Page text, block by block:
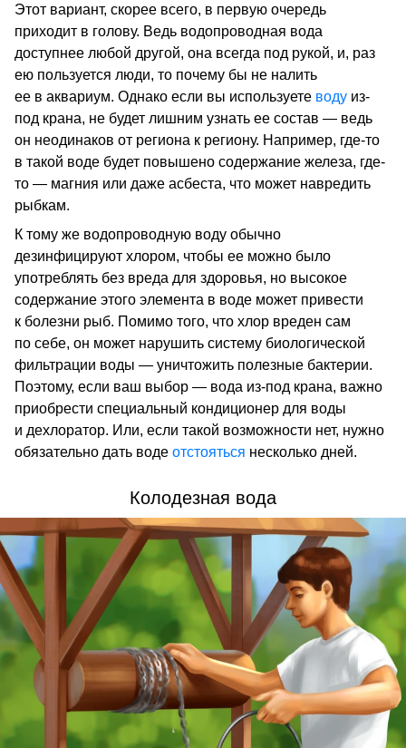
Этот вариант, скорее всего, в первую очередь
приходит в голову. Ведь водопроводная вода
доступнее любой другой, она всегда под рукой, и, раз
ею пользуется люди, то почему бы не налить
ее в аквариум. Однако если вы используете воду из-
под крана, не будет лишним узнать ее состав — ведь
он неодинаков от региона к региону. Например, где-то
в такой воде будет повышено содержание железа, где-
то — магния или даже асбеста, что может навредить
рыбкам.
К тому же водопроводную воду обычно
дезинфицируют хлором, чтобы ее можно было
употреблять без вреда для здоровья, но высокое
содержание этого элемента в воде может привести
к болезни рыб. Помимо того, что хлор вреден сам
по себе, он может нарушить систему биологической
фильтрации воды — уничтожить полезные бактерии.
Поэтому, если ваш выбор — вода из-под крана, важно
приобрести специальный кондиционер для воды
и дехлоратор. Или, если такой возможности нет, нужно
обязательно дать воде отстояться несколько дней.
Колодезная вода